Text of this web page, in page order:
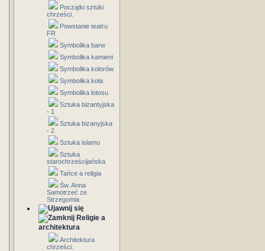
Początki sztuki
chrześci.
Powstanie teatru
FR
Symbolika barw
Symbolika kamieni
Symbolika kolorów
Symbolika koła
Symbolika lotosu
Sztuka bizantyjska
- 1
Sztuka bizanyjska
- 2
Sztuka islamu
Sztuka
starochrześcijańska
Tańce a religia
Św. Anna
Samotrzeć ze
Strzegomia
Religie a
architektura
Architektura
chrześci.